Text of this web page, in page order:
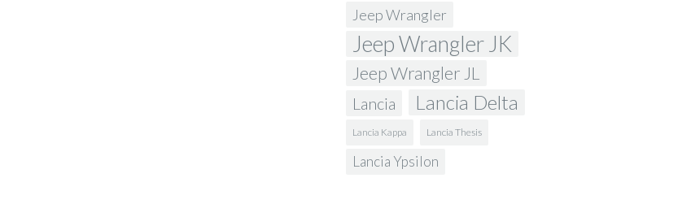
Jeep Wrangler
Jeep Wrangler JK
Jeep Wrangler JL
Lancia Lancia Delta
Lancia Kappa Lancia Thesis
Lancia Ypsilon